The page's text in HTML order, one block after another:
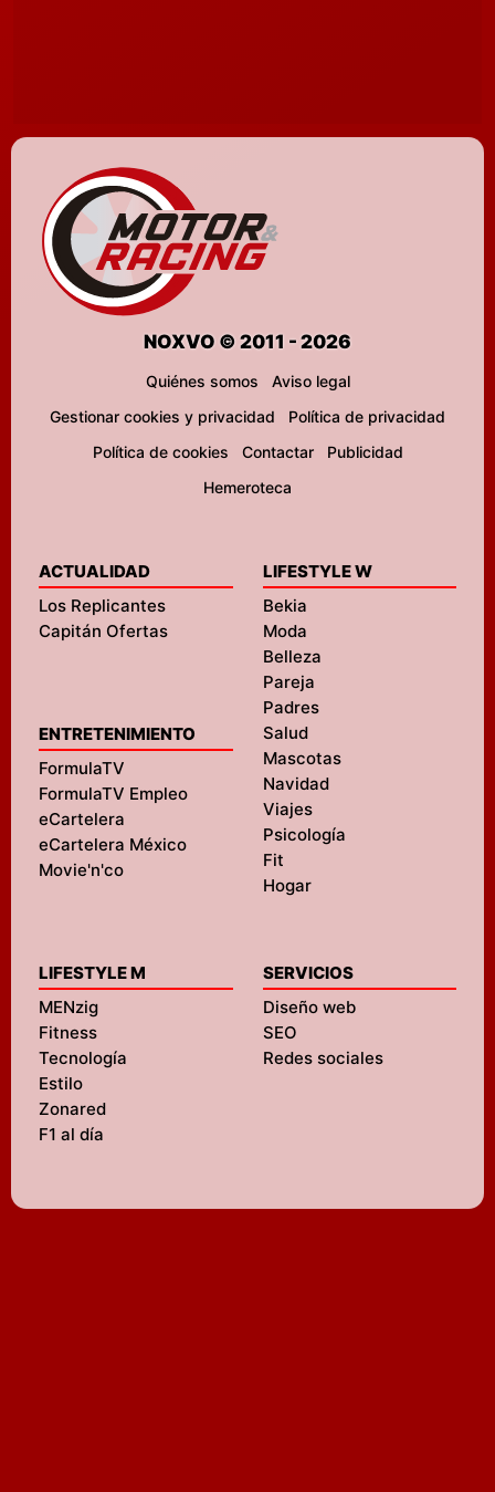
NOXVO © 2011 - 2026
Quiénes somos
Aviso legal
Gestionar cookies y privacidad
Política de privacidad
Política de cookies
Contactar
Publicidad
Hemeroteca
ACTUALIDAD
Los Replicantes
Capitán Ofertas
ENTRETENIMIENTO
FormulaTV
FormulaTV Empleo
eCartelera
eCartelera México
Movie'n'co
LIFESTYLE W
Bekia
Moda
Belleza
Pareja
Padres
Salud
Mascotas
Navidad
Viajes
Psicología
Fit
Hogar
LIFESTYLE M
MENzig
Fitness
Tecnología
Estilo
Zonared
F1 al día
SERVICIOS
Diseño web
SEO
Redes sociales